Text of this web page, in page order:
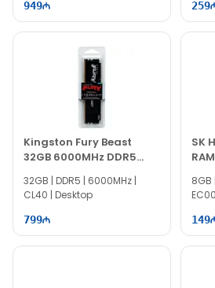
949 259
Kingston Fury Beast
32GB 6000MHz DDR5
RAM KF560C40BB-32
32GB | DDR5 | 6000MHz |
CL40 | Desktop
799
SK
RAM
8GB
149